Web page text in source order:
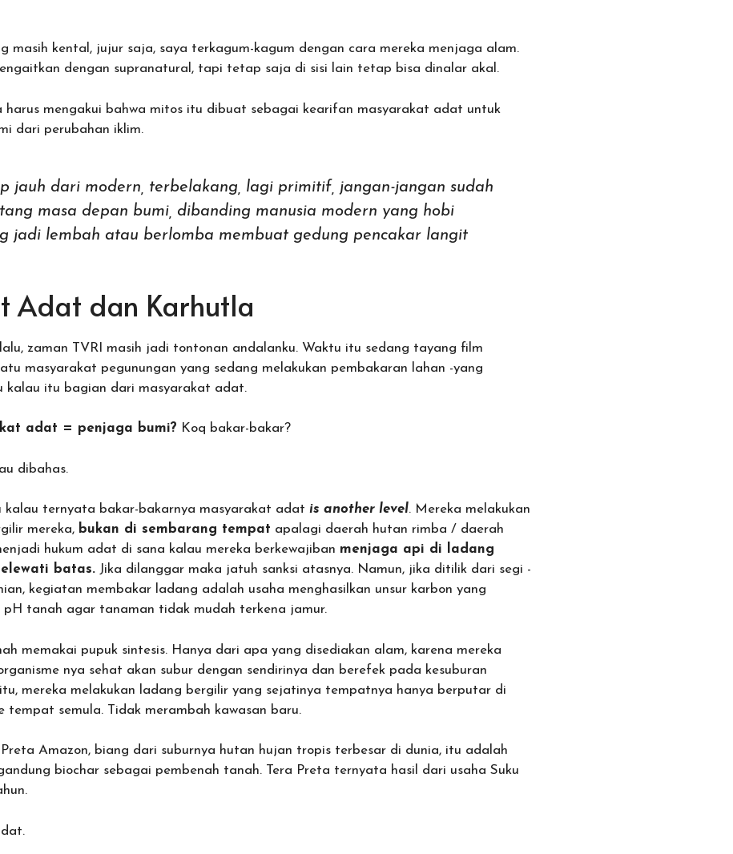
masih kental, jujur saja, saya terkagum-kagum dengan cara mereka menjaga alam.
dengan supranatural, tapi tetap saja di sisi lain tetap bisa dinalar akal.
harus mengakui bahwa mitos itu dibuat sebagai kearifan masyarakat adat untuk
dari perubahan iklim.
jauh dari modern, terbelakang, lagi primitif, jangan-jangan sudah
masa depan bumi, dibanding manusia modern yang hobi
jadi lembah atau berlomba membuat gedung pencakar langit
Adat dan Karhutla
zaman TVRI masih jadi tontonan andalanku. Waktu itu sedang tayang film
masyarakat pegunungan yang sedang melakukan pembakaran lahan -yang
kalau itu bagian dari masyarakat adat.
adat = penjaga bumi? Koq bakar-bakar?
dibahas.
kalau ternyata bakar-bakarnya masyarakat adat is another level. Mereka melakukan
mereka, bukan di sembarang tempat apalagi daerah hutan rimba / daerah
hukum adat di sana kalau mereka berkewajiban menjaga api di ladang
batas. Jika dilanggar maka jatuh sanksi atasnya. Namun, jika ditilik dari segi -
kegiatan membakar ladang adalah usaha menghasilkan unsur karbon yang
tanah agar tanaman tidak mudah terkena jamur.
memakai pupuk sintesis. Hanya dari apa yang disediakan alam, karena mereka
nya sehat akan subur dengan sendirinya dan berefek pada kesuburan
mereka melakukan ladang bergilir yang sejatinya tempatnya hanya berputar di
tempat semula. Tidak merambah kawasan baru.
Amazon, biang dari suburnya hutan hujan tropis terbesar di dunia, itu adalah
biochar sebagai pembenah tanah. Tera Preta ternyata hasil dari usaha Suku